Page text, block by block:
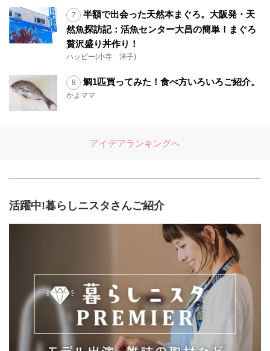
半額で出会った天然本まぐろ。大阪発・天
然魚探訪記：活魚センター大昌の簡単！まぐろ
贅沢盛り丼作り！
ハッピー(小寺 洋子)
鯛1匹買ってみた！食べ方いろいろご紹介。
かよママ
アイデアランキングへ
活躍中!暮らしニスタさんご紹介